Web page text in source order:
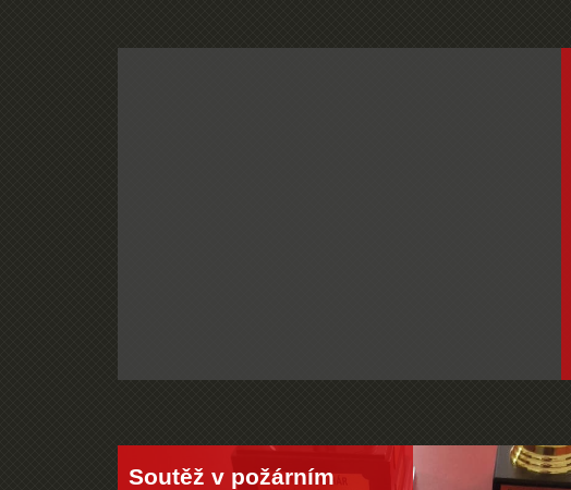
Soutěž v požárním